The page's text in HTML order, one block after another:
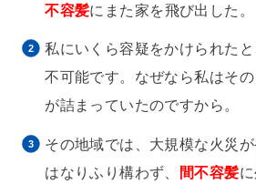
不容髪にまた家を飛び出した。
私にいくら容疑をかけられた
不可能です。なぜなら私はその
が詰まっていたのですから。
その地域では、大規模な火災
はなりふり構わず、
間不容髪